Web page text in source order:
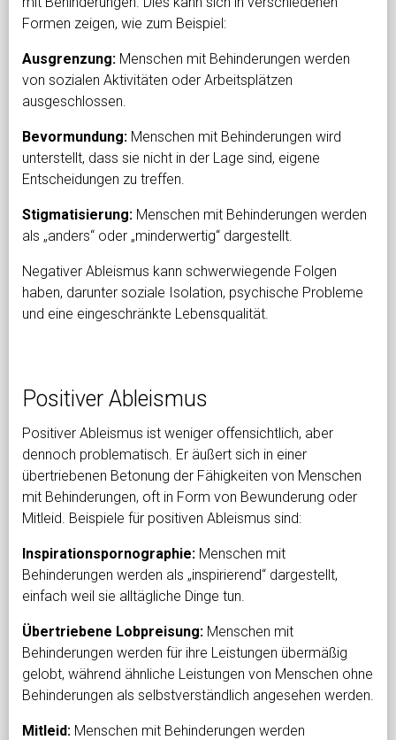
Formen zeigen, wie zum Beispiel:
Ausgrenzung: Menschen mit Behinderungen werden
von sozialen Aktivitäten oder Arbeitsplätzen
ausgeschlossen.
Bevormundung: Menschen mit Behinderungen wird
unterstellt, dass sie nicht in der Lage sind, eigene
Entscheidungen zu treffen.
Stigmatisierung: Menschen mit Behinderungen werden
als „anders“ oder „minderwertig“ dargestellt.
Negativer Ableismus kann schwerwiegende Folgen
haben, darunter soziale Isolation, psychische Probleme
und eine eingeschränkte Lebensqualität.
Positiver Ableismus
Positiver Ableismus ist weniger offensichtlich, aber
dennoch problematisch. Er äußert sich in einer
übertriebenen Betonung der Fähigkeiten von Menschen
mit Behinderungen, oft in Form von Bewunderung oder
Mitleid. Beispiele für positiven Ableismus sind:
Inspirationspornographie: Menschen mit
Behinderungen werden als „inspirierend“ dargestellt,
einfach weil sie alltägliche Dinge tun.
Übertriebene Lobpreisung: Menschen mit
Behinderungen werden für ihre Leistungen übermäßig
gelobt, während ähnliche Leistungen von Menschen ohne
Behinderungen als selbstverständlich angesehen werden.
Mitleid: Menschen mit Behinderungen werden